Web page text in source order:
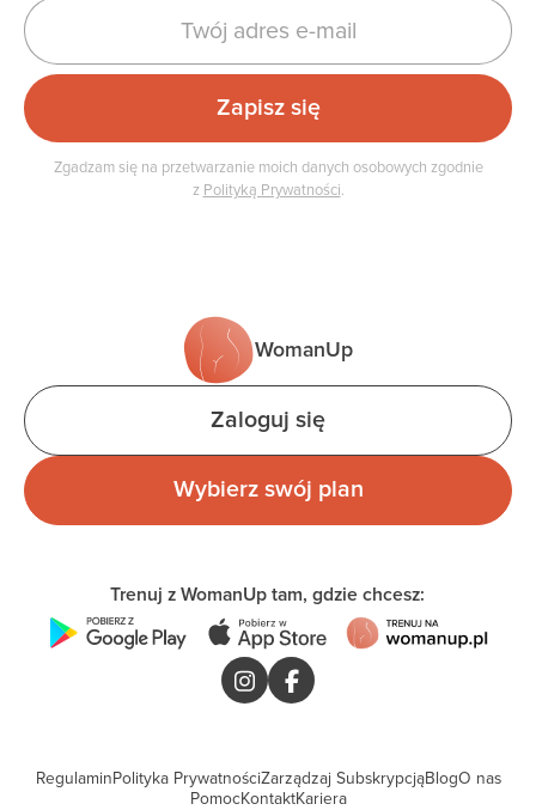
Zgadzam się na przetwarzanie moich danych osobowych zgodnie
z Polityką Prywatności.
WomanUp
Zaloguj się
Wybierz swój plan
Trenuj z WomanUp tam, gdzie chcesz:
Regulamin Polityka PrywatnościZarządzaj SubskrypcjąBlogO nas
Pomoc KontaktKariera